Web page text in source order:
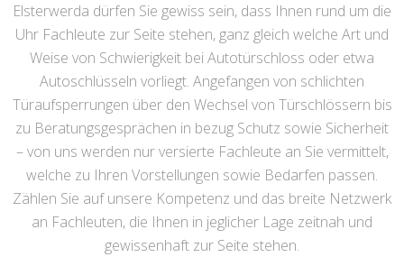
Elsterwerda dürfen Sie gewiss sein, dass Ihnen rund um die
Uhr Fachleute zur Seite stehen, ganz gleich welche Art und
Weise von Schwierigkeit bei Autotürschloss oder etwa
Autoschlüsseln vorliegt. Angefangen von schlichten
Türaufsperrungen über den Wechsel von Türschlössern bis
zu Beratungsgesprächen in bezug Schutz sowie Sicherheit
– von uns werden nur versierte Fachleute an Sie vermittelt,
welche zu Ihren Vorstellungen sowie Bedarfen passen.
Zählen Sie auf unsere Kompetenz und das breite Netzwerk
an Fachleuten, die Ihnen in jeglicher Lage zeitnah und
gewissenhaft zur Seite stehen.